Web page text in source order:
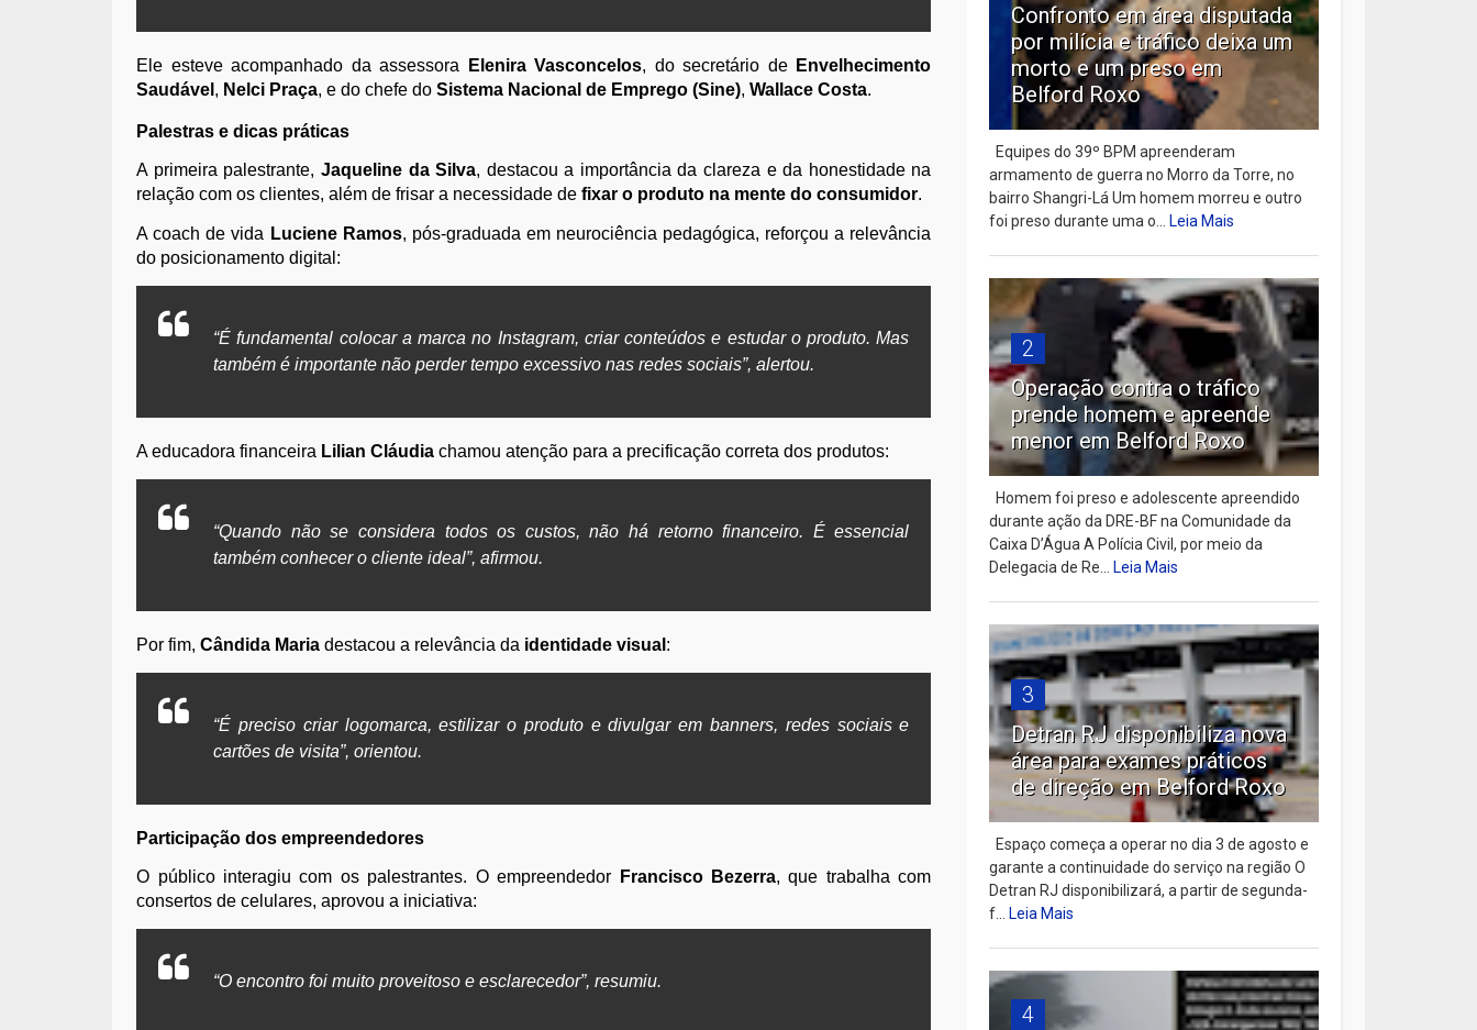
Ele esteve acompanhado da assessora Elenira Vasconcelos, do secretário de Envelhecimento
Saudável , Nelci Praça, e do chefe doSistema Nacional de Emprego (Sine),Wallace Costa.
Palestras e dicas práticas
A primeira palestrante, Jaqueline da Silva, destacou a importância da clareza e da honestidade na
relação com os clientes, além de frisar a necessidade defixar o produto na mente do consumidor.
A coach de vida Luciene Ramos, pós-graduada em neurociência pedagógica, reforçou a relevância
do posicionamento digital:
“É fundamental colocar a marca no Instagram, criar conteúdos e estudar o produto. Mas
também é importante não perder tempo excessivo nas redes sociais”, alertou.
A educadora financeira Lilian Cláudia chamou atenção para a precificação correta dos produtos:
“Quando não se considera todos os custos, não há retorno financeiro. É essencial
também conhecer o cliente ideal”, afirmou.
Por fim,Cândida Maria destacou a relevância da identidade visual :
“É preciso criar logomarca, estilizar o produto e divulgar em banners, redes sociais e
cartões de visita”, orientou.
Participação dos empreendedores
O público interagiu com os palestrantes. O empreendedor Francisco Bezerra, que trabalha com
consertos de celulares, aprovou a iniciativa:
“O encontro foi muito proveitoso e esclarecedor”, resumiu.
Confronto em área disputada
por milícia e tráfico deixa um
morto e um preso em
Belford Roxo
Equipes do 39º BPM apreenderam
armamento de guerra no Morro da Torre, no
bairro Shangri-Lá Um homem morreu e outro
foi preso durante uma o...Leia Mais
2
Operação contra o tráfico
prende homem e apreende
menor em Belford Roxo
Homem foi preso e adolescente apreendido
durante ação da DRE-BF na Comunidade da
Caixa D’Água A Polícia Civil, por meio da
Delegacia de Re...Leia Mais
3
Detran RJ disponibiliza nova
área para exames práticos
de direção em Belford Roxo
Espaço começa a operar no dia 3 de agosto e
garante a continuidade do serviço na região O
Detran RJ disponibilizará, a partir de segunda-
f...Leia Mais
4